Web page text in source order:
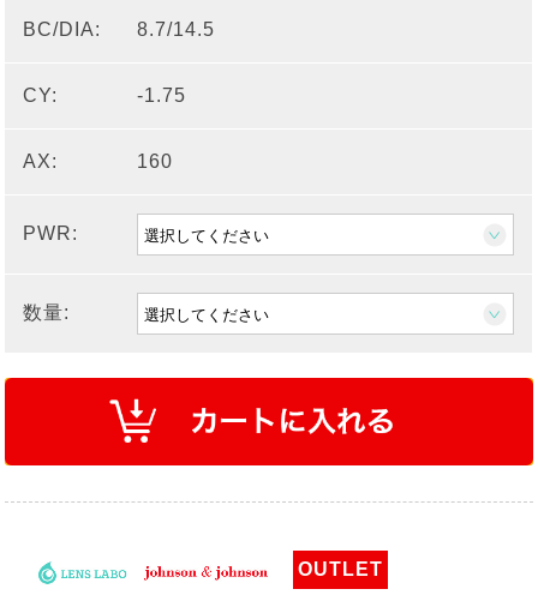
BC/DIA: 8.7/14.5
CY: -1.75
AX: 160
PWR:
数量:
OUTLET